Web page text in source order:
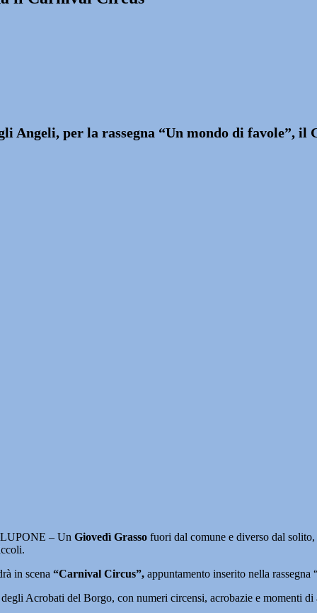
Angeli, per la rassegna “Un mondo di favole”,
– Un Giovedì Grasso fuori dal comune e diverso dal solito,
in scena “Carnival Circus”, appuntamento inserito nella rassegna
Acrobati del Borgo, con numeri circensi, acrobazie e momenti